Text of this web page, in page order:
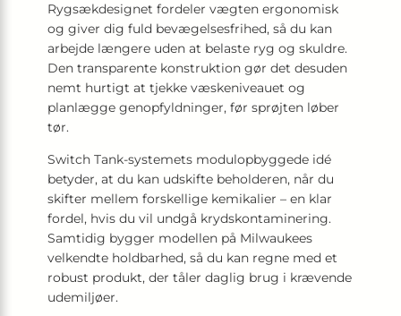
Rygsækdesignet fordeler vægten ergonomisk
og giver dig fuld bevægelsesfrihed, så du kan
arbejde længere uden at belaste ryg og skuldre.
Den transparente konstruktion gør det desuden
nemt hurtigt at tjekke væskeniveauet og
planlægge genopfyldninger, før sprøjten løber
tør.
Switch Tank-systemets modulopbyggede idé
betyder, at du kan udskifte beholderen, når du
skifter mellem forskellige kemikalier – en klar
fordel, hvis du vil undgå krydskontaminering.
Samtidig bygger modellen på Milwaukees
velkendte holdbarhed, så du kan regne med et
robust produkt, der tåler daglig brug i krævende
udemiljøer.